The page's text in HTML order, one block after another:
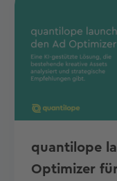
quantilope
Optimizer